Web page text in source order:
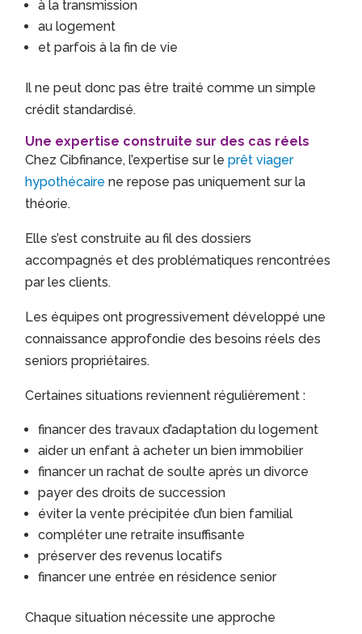
à la transmission
au logement
et parfois à la fin de vie
Il ne peut donc pas être traité comme un simple
crédit standardisé.
Une expertise construite sur des cas réels
Chez Cibfinance, l’expertise sur leprêt viager
hypothécaire ne repose pas uniquement sur la
théorie.
Elle s’est construite au fil des dossiers
accompagnés et des problématiques rencontrées
par les clients.
Les équipes ont progressivement développé une
connaissance approfondie des besoins réels des
seniors propriétaires.
Certaines situations reviennent régulièrement :
financer des travaux d’adaptation du logement
aider un enfant à acheter un bien immobilier
financer un rachat de soulte après un divorce
payer des droits de succession
éviter la vente précipitée d’un bien familial
compléter une retraite insuffisante
préserver des revenus locatifs
financer une entrée en résidence senior
Chaque situation nécessite une approche